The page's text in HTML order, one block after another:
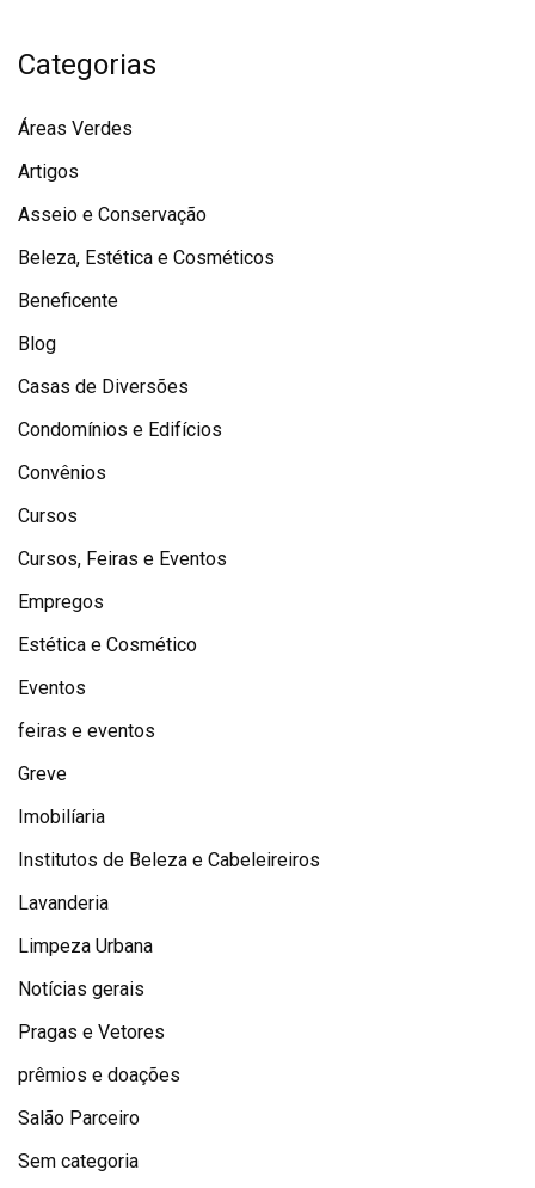
Categorias
Áreas Verdes
Artigos
Asseio e Conservação
Beleza, Estética e Cosméticos
Beneficente
Blog
Casas de Diversões
Condomínios e Edifícios
Convênios
Cursos
Cursos, Feiras e Eventos
Empregos
Estética e Cosmético
Eventos
feiras e eventos
Greve
Imobilíaria
Institutos de Beleza e Cabeleireiros
Lavanderia
Limpeza Urbana
Notícias gerais
Pragas e Vetores
prêmios e doações
Salão Parceiro
Sem categoria